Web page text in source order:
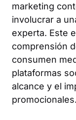
marketing
involucrar a
experta. Este
comprensión
consumen
plataformas
alcance y el
promocionales.